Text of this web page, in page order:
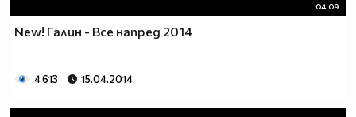
04:09
New! Галин - Все напред 2014
4 613 15.04.2014